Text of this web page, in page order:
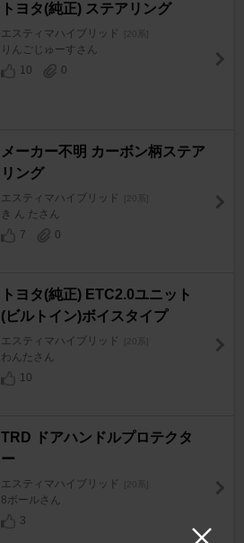
トヨタ(純正) ステアリング
エスティマハイブリッド [20系]
りんごじゅーすさん
10
0
メーカー不明 カーボン柄ステア
リング
エスティマハイブリッド [20系]
き ん たさん
7
0
トヨタ(純正) ETC2.0ユニット
(ビルトイン)ボイスタイプ
エスティマハイブリッド [20系]
わんたさん
10
TRD ドアハンドルプロテクタ
ー
エスティマハイブリッド [20系]
8ボールさん
3